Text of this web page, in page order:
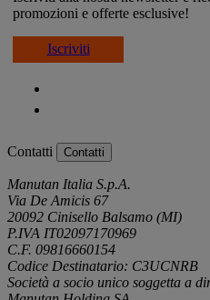
promozioni e offerte esclusive!
Iscriviti
Contatti Contatti
Manutan Italia S.p.A.
Via De Amicis 67
20092 Cinisello Balsamo (MI)
P.IVA IT02097170969
C.F. 09816660154
Codice Destinatario: C3UCNRB
Società a socio unico soggetta a